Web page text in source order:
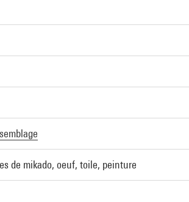
de mikado, oeuf, toile, peinture